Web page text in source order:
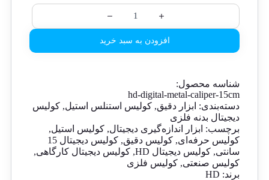
افزودن به سبد خرید
شناسه محصول:
hd-digital-metal-caliper-15cm
دسته‌بندی: ابزار دقیق, کولیس استنلس استیل, کولیس
دیجیتال بدنه فلزی
برچسب: ابزار اندازه‌گیری دیجیتال, کولیس استیل,
کولیس حرفه‌ای, کولیس دقیق,
کولیس دیجیتال 15
سانتی, کولیس دیجیتال HD , کولیس دیجیتال کارگاهی,
کولیس صنعتی, کولیس فلزی
برند: HD